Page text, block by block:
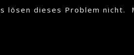
lösen dieses Problem nicht.